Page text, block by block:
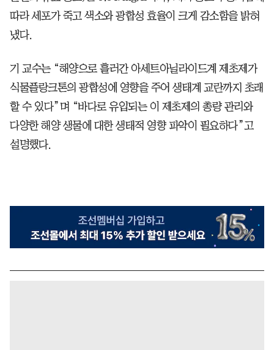
따라 세포가 죽고 색소와 광합성 효율이 크게 감소함을 밝혀
냈다.
기 교수는 “해양으로 흘러간 아세트아닐라이드계 제초제가
식물플랑크톤의 광합성에 영향을 주어 생태계 교란까지 초래
할 수 있다”며 “바다로 유입되는 이 제초제의 총량 관리와
다양한 해양 생물에 대한 생태적 영향 파악이 필요하다”고
설명했다.